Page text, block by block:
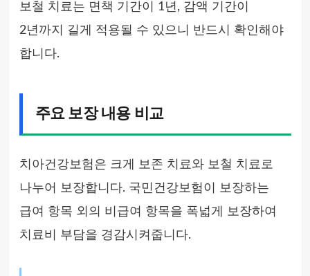
보철 치료는 면책 기간이 1년, 감액 기간이
2년까지 길게 적용될 수 있으니 반드시 확인해야
합니다.
주요 보장 내용 비교
치아건강보험은 크게 보존 치료와 보철 치료로
나누어 보장합니다. 국민건강보험이 보장하는
급여 항목 외의 비급여 항목을 폭넓게 보장하여
치료비 부담을 경감시켜줍니다.